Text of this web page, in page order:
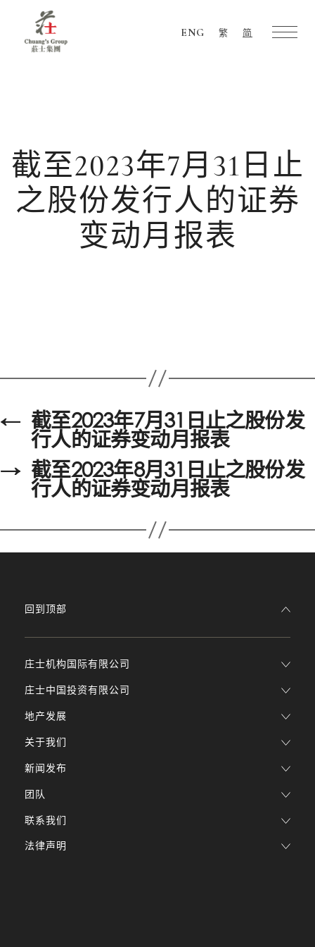
ENG 繁 简
截至2023年7月31日止
之股份发行人的证券
变动月报表
← 截至2023年7月31日止之股份发
行人的证券变动月报表
→ 截至2023年8月31日止之股份发
行人的证券变动月报表
庄士机构国际有限公司
庄士中国投资有限公司
地产发展
关于我们
新闻发布
团队
回到顶部
联系我们
法律声明